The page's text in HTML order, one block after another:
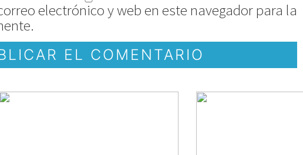
electrónico y web en este navegador para la